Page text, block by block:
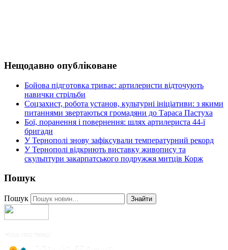
Нещодавно опубліковане
Бойова підготовка триває: артилеристи відточують
навички стрільби
Соцзахист, робота установ, культурні ініціативи: з якими
питаннями звертаються громадяни до Тараса Пастуха
Бої, поранення і повернення: шлях артилериста 44-ї
бригади
У Тернополі знову зафіксували температурний рекорд
У Тернополі відкриють виставку живопису та
скульптури закарпатського подружжя митців Корж
Пошук
Пошук Знайти